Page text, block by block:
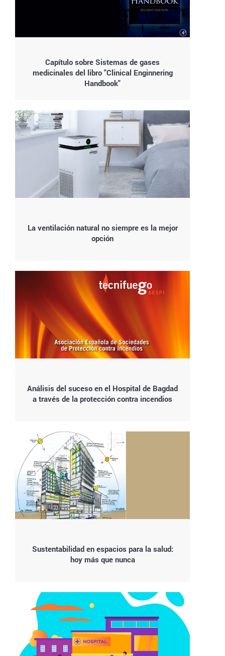
Capítulo sobre Sistemas de gases
medicinales del libro "Clinical Enginnering
Handbook"
La ventilación natural no siempre es la mejor
opción
Análisis del suceso en el Hospital de Bagdad
a través de la protección contra incendios
Sustentabilidad en espacios para la salud:
hoy más que nunca